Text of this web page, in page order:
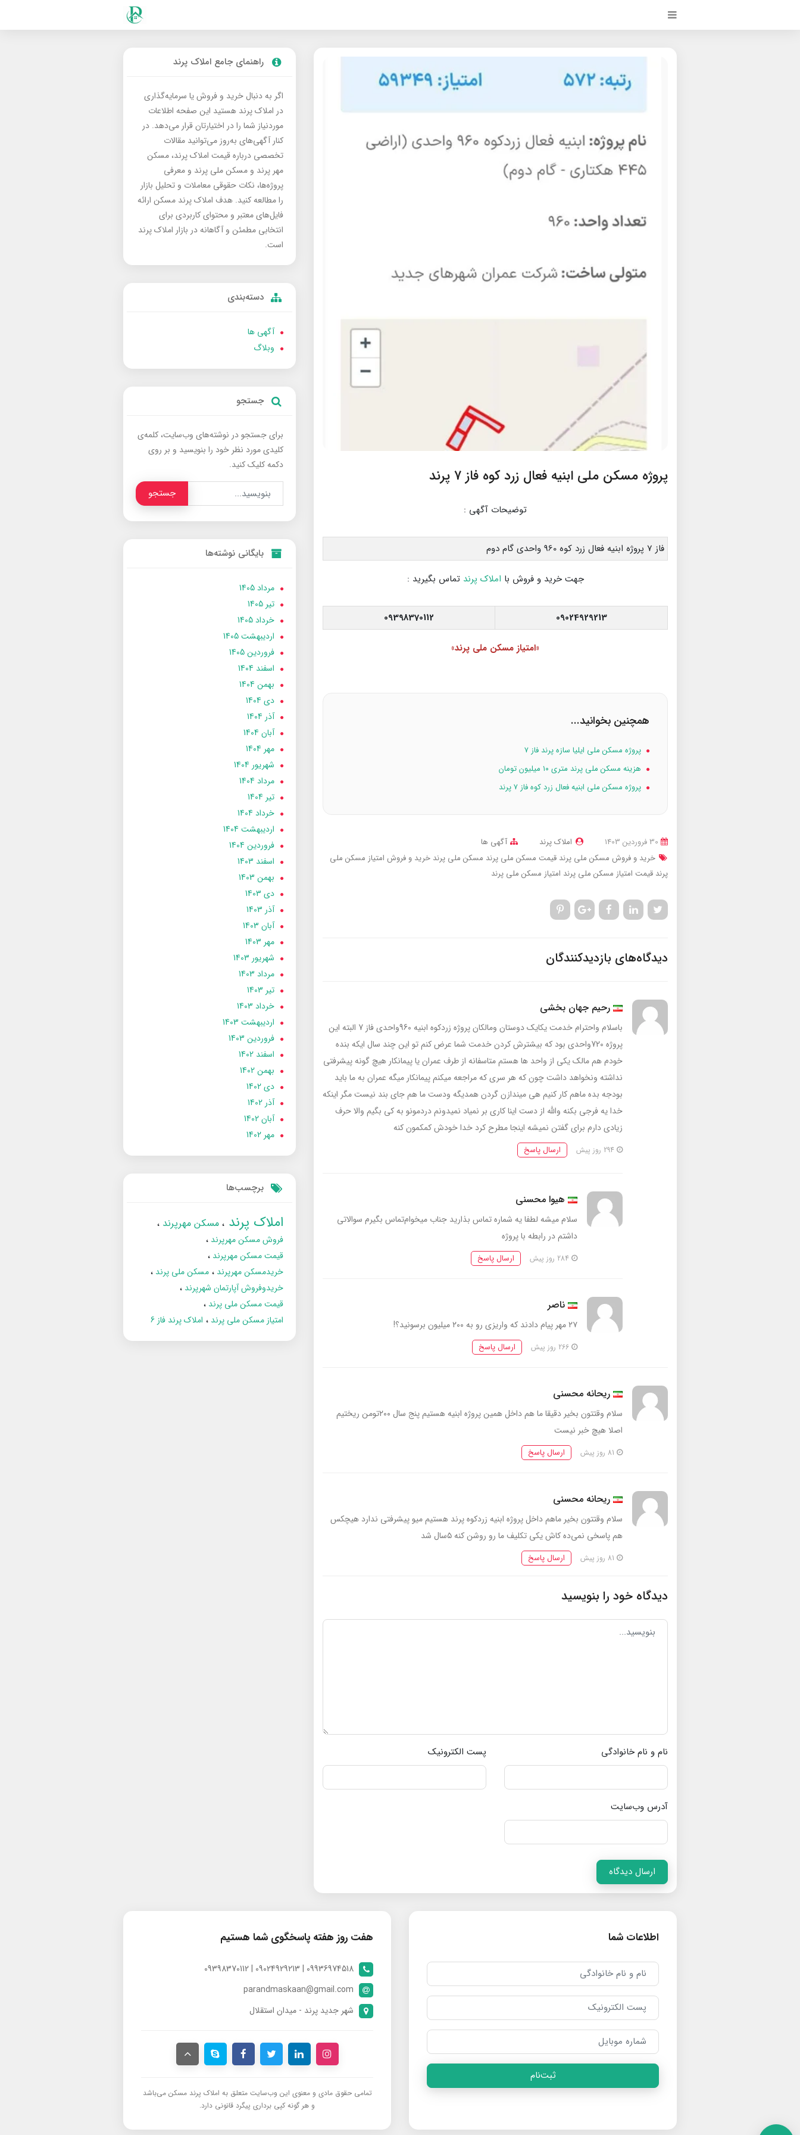
پروژه مسکن ملی ابنیه فعال زرد کوه فاز 7 پرند
توضیحات آگهی :
فاز 7 پروژه ابنیه فعال زرد کوه 960 واحدی گام دوم
جهت خرید و فروش با املاک پرند تماس بگیرید :
09024929213
09398370112
«امتیاز مسکن ملی پرند»
همچنین بخوانید...
پروژه مسکن ملی ایلیا سازه پرند فاز ۷
هزینه مسکن ملی پرند متری ۱۰ میلیون تومان
پروژه مسکن ملی ابنیه فعال زرد کوه فاز ۷ پرند
املاک پرند
آگهی ها
خرید و فروش مسکن ملی پرند قیمت مسکن ملی پرند مسکن ملی پرند خرید و فروش امتیاز مسکن ملی
پرند قیمت امتیاز مسکن ملی پرند امتیاز مسکن ملی پرند
دیدگاه‌های بازدیدکنندگان
رحیم جهان بخشی
باسلام واحترام خدمت یکایک دوستان ومالکان پروژه زردکوه ابنیه 960واحدی فاز 7 البته این
پروژه 720واحدی بود که بیشترش کردن خدمت شما عرض کنم تو این چند سال ایکه بنده
خودم هم مالک یکی از واحد ها هستم متاسفانه از طرف عمران يا پیمانکار هیچ گونه پیشرفتی
نداشته ونخواهد داشت چون که هر سری که‌ مراجعه میکنم پیمانکار میگه عمران به ما باید
بودجه بده ماهم کار کنیم هی میندازن گردن همدیگه ودست ما هم جای بند نیست مگر اینکه
خدا يه فرجی بکنه والله از دست اینا کاری بر نمیاد نمیدونم دردمونو به کی بگیم والا حرف
زیادی دارم برای گفتن نمیشه اینجا مطرح کرد خدا خودش کمکمون کنه
ارسال پاسخ
هیوا محسنی
سلام میشه لطفا یه شماره تماس بذارید جناب میخوام‌تماس بگیرم سوالاتی
داشتم در رابطه با پروژه
ارسال پاسخ
ناصر
۲۷ مهر پیام دادند که واریزی رو به ۲۰۰ میلیون برسونید؟!
ارسال پاسخ
ریحانه محسنی
سلام وقتتون بخیر دقیقا ما هم داخل همین پروژه ابنیه هستیم پنج سال ۲۰۰تومن ریختیم
اصلا هیچ خبر نیست
ارسال پاسخ
ریحانه محسنی
سلام وقتتون بخیر ماهم داخل پروژه ابنیه زردکوه پرند هستیم میو پیشرفتی ندارد هیچکس
هم پاسخی نمی‌ده کاش یکی تکلیف ما رو روشن کنه ۵سال شد
ارسال پاسخ
دیدگاه خود را بنویسید
نام و نام خانوادگی پست الکترونیک
آدرس وب‌سایت
ارسال دیدگاه
راهنمای جامع املاک پرند
اگر به دنبال خرید و فروش یا سرمایه‌گذاری
در املاک پرند هستید این صفحه اطلاعات
موردنیاز شما را در اختیارتان قرار می‌دهد. در
کنار آگهی‌های به‌روز می‌توانید مقالات
تخصصی درباره قیمت املاک پرند، مسکن
مهر پرند و مسکن ملی پرند و معرفی
پروژه‌ها، نکات حقوقی معاملات و تحلیل بازار
را مطالعه کنید. هدف املاک پرند مسکن ارائه
فایل‌های معتبر و محتوای کاربردی برای
انتخابی مطمئن و آگاهانه در بازار املاک پرند
است.
دسته‌بندی
آگهی ها
وبلاگ
جستجو
برای جستجو در نوشته‌های وب‌سایت، کلمه‌ی
کلیدی مورد نظر خود را بنویسید و بر روی
دکمه کلیک کنید.
جستجو
بایگانی نوشته‌ها
مرداد 1405
تير 1405
خرداد 1405
ارديبهشت 1405
فروردین 1405
اسفند 1404
بهمن 1404
دی 1404
آذر 1404
آبان 1404
مهر 1404
شهریور 1404
مرداد 1404
تير 1404
خرداد 1404
ارديبهشت 1404
فروردین 1404
اسفند 1403
بهمن 1403
دی 1403
آذر 1403
آبان 1403
مهر 1403
شهریور 1403
مرداد 1403
تير 1403
خرداد 1403
ارديبهشت 1403
فروردین 1403
اسفند 1402
بهمن 1402
دی 1402
آذر 1402
آبان 1402
مهر 1402
برچسب‌ها
املاک پرند مسکن مهرپرند
فروش مسکن مهرپرند
قیمت مسکن مهرپرند
خریدمسکن مهرپرند
مسکن ملی پرند
خریدوفروش آپارتمان شهرپرند
قیمت مسکن ملی پرند
امتیاز مسکن ملی پرند
املاک پرند فاز 6
اطلاعات شما
ثبت‌نام
هفت روز هفته پاسخگوی شما هستیم
09936974518 | 09024929213 | 09398370112
parandmaskaan@gmail.com
شهر جدید پرند - میدان استقلال
تمامی حقوق مادی و معنوی این وب‌سایت متعلق به املاک پرند مسکن می‌باشد
و هر گونه کپی برداری پیگرد قانونی دارد.